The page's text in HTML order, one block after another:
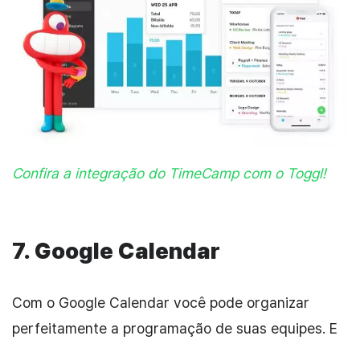
Confira a integração do TimeCamp com o Toggl!
7. Google Calendar
Com o Google Calendar você pode organizar
perfeitamente a programação de suas equipes. E